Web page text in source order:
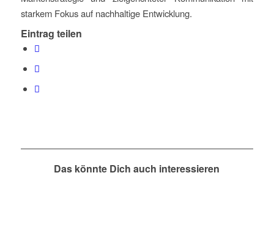
starkem Fokus auf nachhaltige Entwicklung.
Eintrag teilen
Das könnte Dich auch interessieren